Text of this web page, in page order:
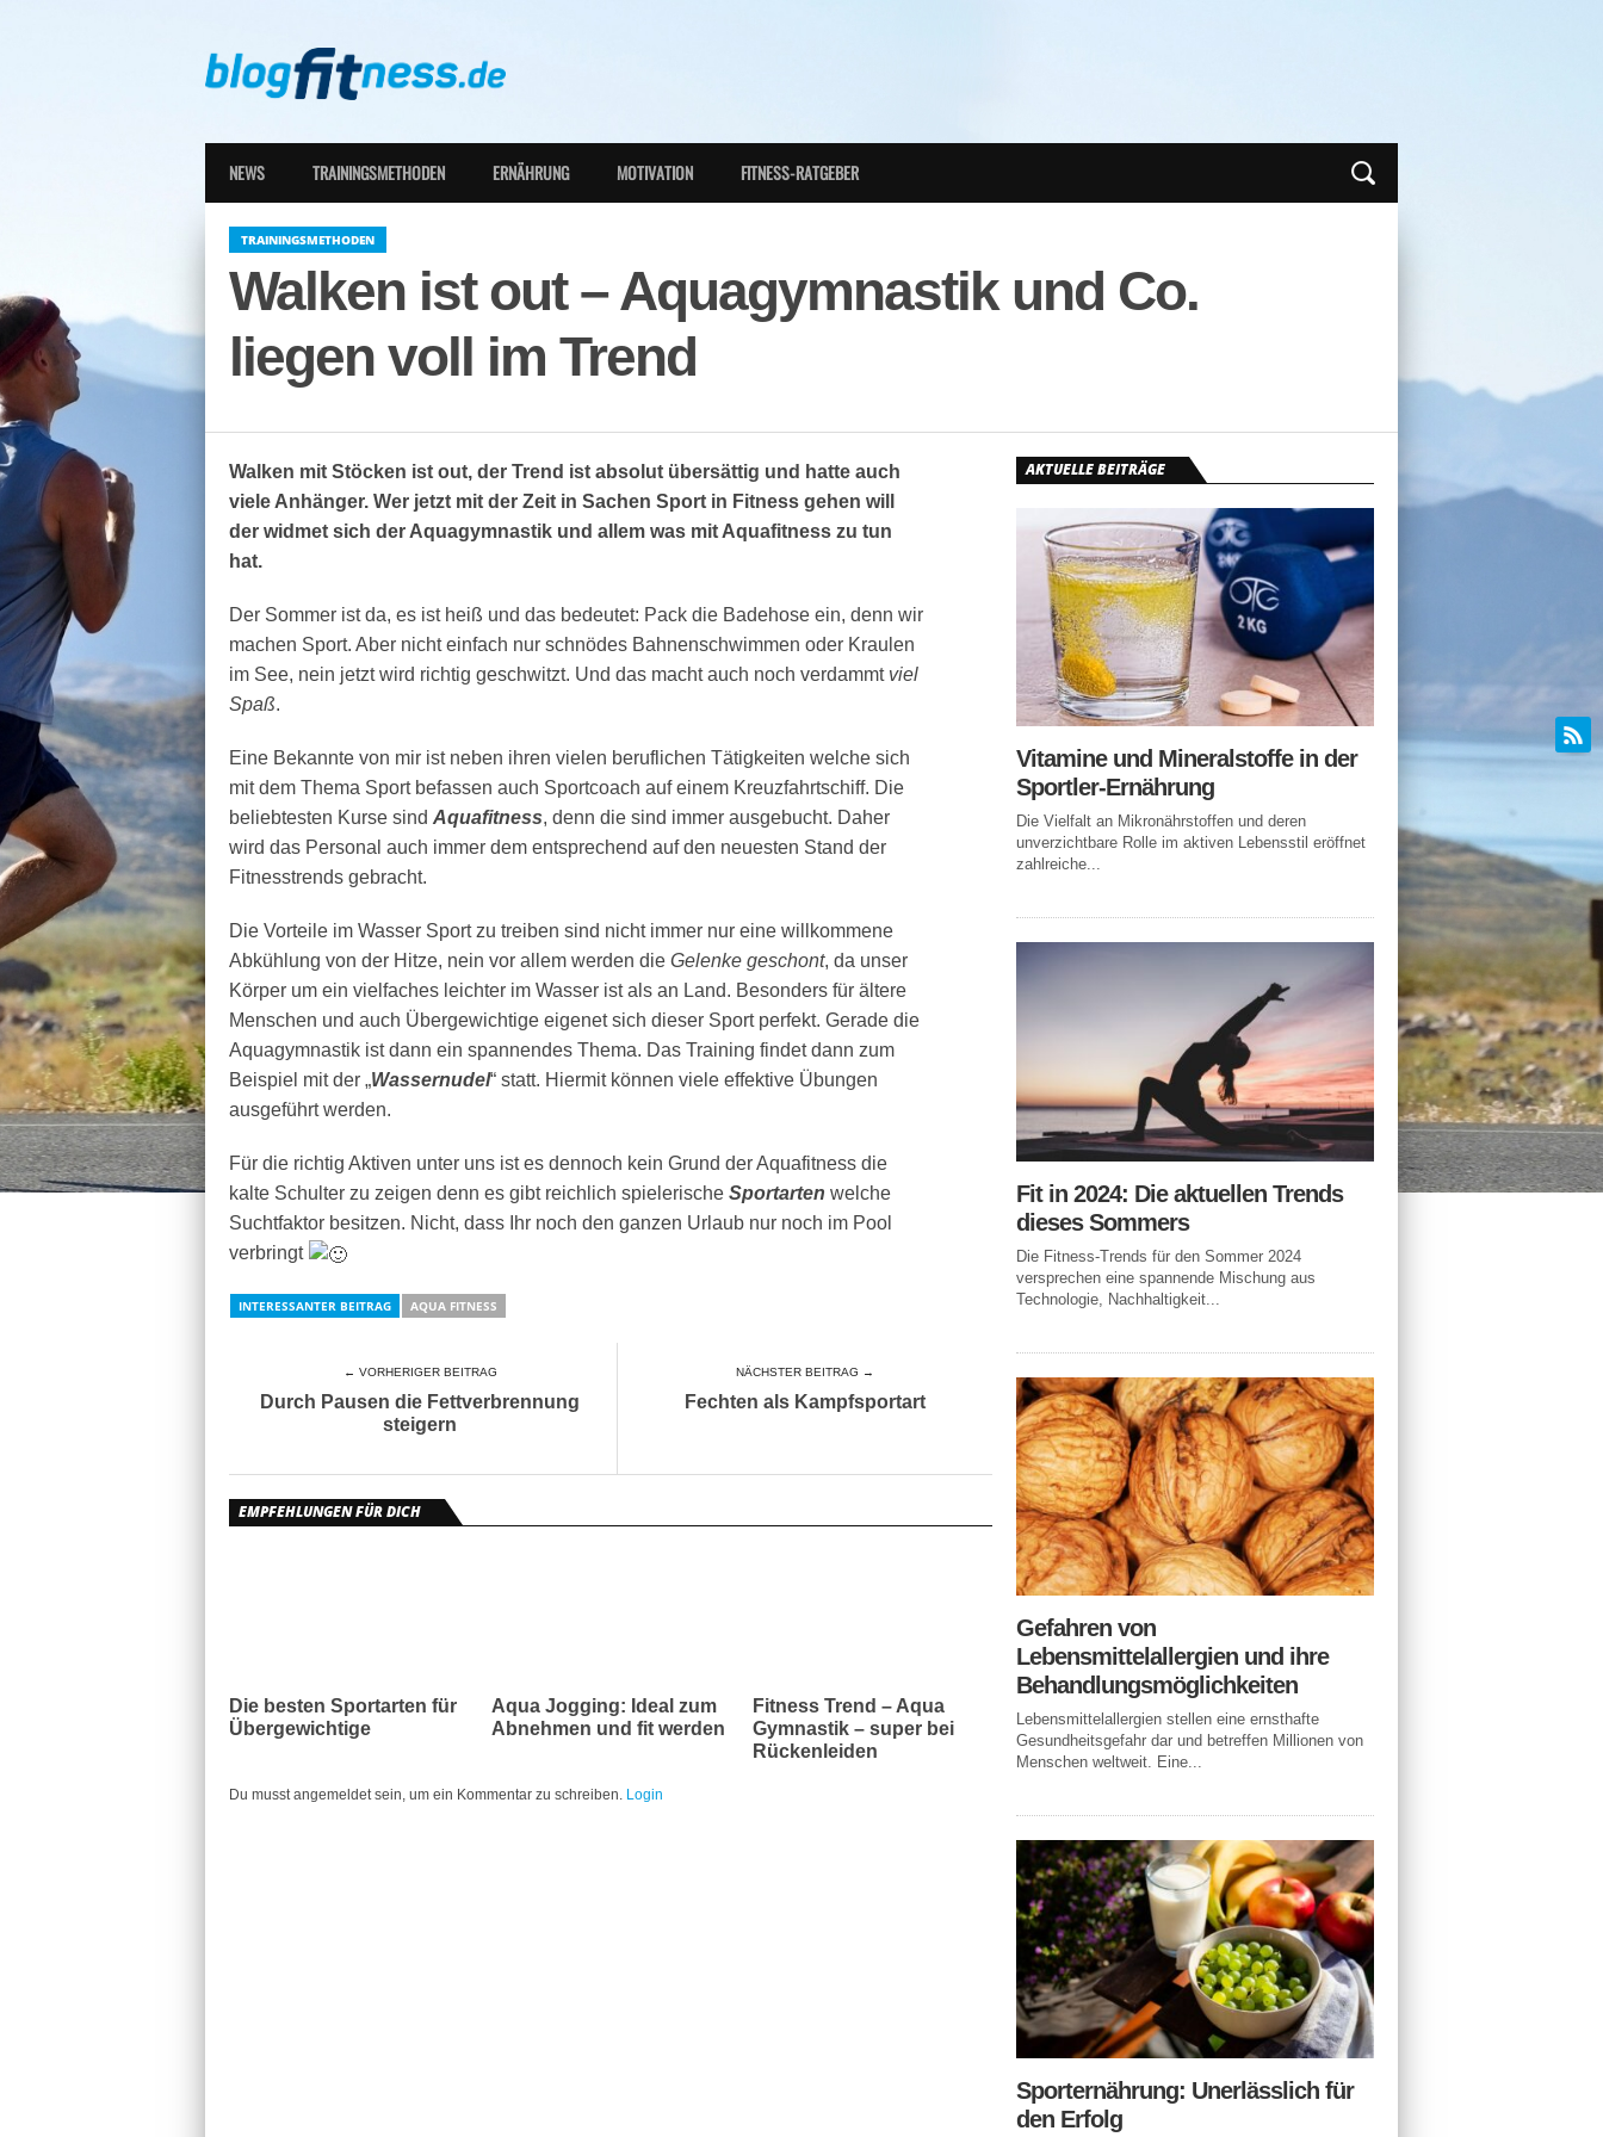
NEWS TRAININGSMETHODEN ERNÄHRUNG MOTIVATION FITNESS-RATGEBER
TRAININGSMETHODEN
Walken ist out – Aquagymnastik und Co.
liegen voll im Trend
Walken mit Stöcken ist out, der Trend ist absolut übersättig und hatte auch
viele Anhänger. Wer jetzt mit der Zeit in Sachen Sport in Fitness gehen will
der widmet sich der Aquagymnastik und allem was mit Aquafitness zu tun
hat.
Der Sommer ist da, es ist heiß und das bedeutet: Pack die Badehose ein, denn wir
machen Sport. Aber nicht einfach nur schnödes Bahnenschwimmen oder Kraulen
im See, nein jetzt wird richtig geschwitzt. Und das macht auch noch verdammt viel
Spaß.
Eine Bekannte von mir ist neben ihren vielen beruflichen Tätigkeiten welche sich
mit dem Thema Sport befassen auch Sportcoach auf einem Kreuzfahrtschiff. Die
beliebtesten Kurse sind Aquafitness, denn die sind immer ausgebucht. Daher
wird das Personal auch immer dem entsprechend auf den neuesten Stand der
Fitnesstrends gebracht.
Die Vorteile im Wasser Sport zu treiben sind nicht immer nur eine willkommene
Abkühlung von der Hitze, nein vor allem werden die Gelenke geschont, da unser
Körper um ein vielfaches leichter im Wasser ist als an Land. Besonders für ältere
Menschen und auch Übergewichtige eigenet sich dieser Sport perfekt. Gerade die
Aquagymnastik ist dann ein spannendes Thema. Das Training findet dann zum
Beispiel mit der „Wassernudel“ statt. Hiermit können viele effektive Übungen
ausgeführt werden.
Für die richtig Aktiven unter uns ist es dennoch kein Grund der Aquafitness die
kalte Schulter zu zeigen denn es gibt reichlich spielerische Sportarten welche
Suchtfaktor besitzen. Nicht, dass Ihr noch den ganzen Urlaub nur noch im Pool
verbringt
INTERESSANTER BEITRAG AQUA FITNESS
← VORHERIGER BEITRAG
Durch Pausen die Fettverbrennung
steigern
NÄCHSTER BEITRAG →
Fechten als Kampfsportart
EMPFEHLUNGEN FÜR DICH
Die besten Sportarten für
Übergewichtige
Aqua Jogging: Ideal zum
Abnehmen und fit werden
Fitness Trend – Aqua
Gymnastik – super bei
Rückenleiden
Du musst angemeldet sein, um ein Kommentar zu schreiben. Login
AKTUELLE BEITRÄGE
Vitamine und Mineralstoffe in der
Sportler-Ernährung
Die Vielfalt an Mikronährstoffen und deren
unverzichtbare Rolle im aktiven Lebensstil eröffnet
zahlreiche...
Fit in 2024: Die aktuellen Trends
dieses Sommers
Die Fitness-Trends für den Sommer 2024
versprechen eine spannende Mischung aus
Technologie, Nachhaltigkeit...
Gefahren von
Lebensmittelallergien und ihre
Behandlungsmöglichkeiten
Lebensmittelallergien stellen eine ernsthafte
Gesundheitsgefahr dar und betreffen Millionen von
Menschen weltweit. Eine...
Sporternährung: Unerlässlich für
den Erfolg